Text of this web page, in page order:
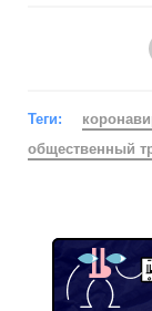
Теги:
общественный